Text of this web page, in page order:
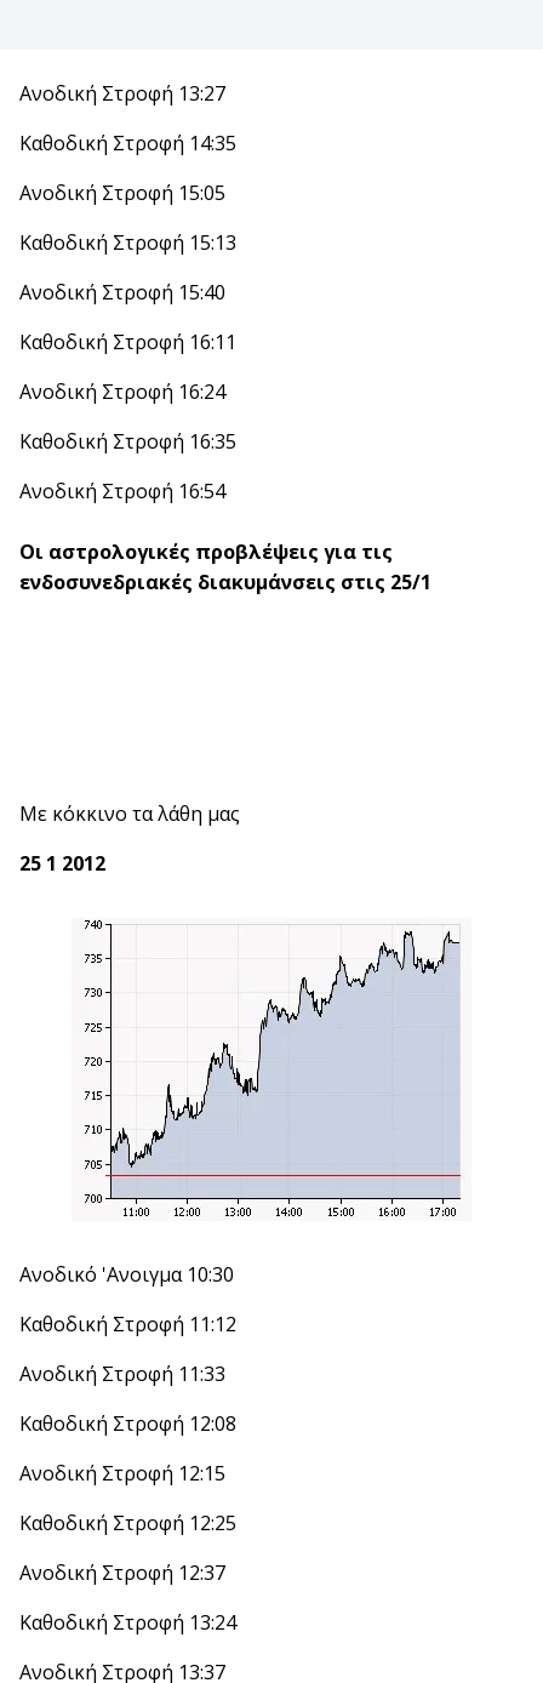
Ανοδική Στροφή 13:27
Καθοδική Στροφή 14:35
Ανοδική Στροφή 15:05
Καθοδική Στροφή 15:13
Ανοδική Στροφή 15:40
Καθοδική Στροφή 16:11
Ανοδική Στροφή 16:24
Καθοδική Στροφή 16:35
Ανοδική Στροφή 16:54
Οι αστρολογικές προβλέψεις για τις
ενδοσυνεδριακές διακυμάνσεις στις 25/1
Με κόκκινο τα λάθη μας
25 1 2012
Ανοδικό 'Aνοιγμα 10:30
Καθοδική Στροφή 11:12
Ανοδική Στροφή 11:33
Καθοδική Στροφή 12:08
Ανοδική Στροφή 12:15
Καθοδική Στροφή 12:25
Ανοδική Στροφή 12:37
Καθοδική Στροφή 13:24
Ανοδική Στροφή 13:37